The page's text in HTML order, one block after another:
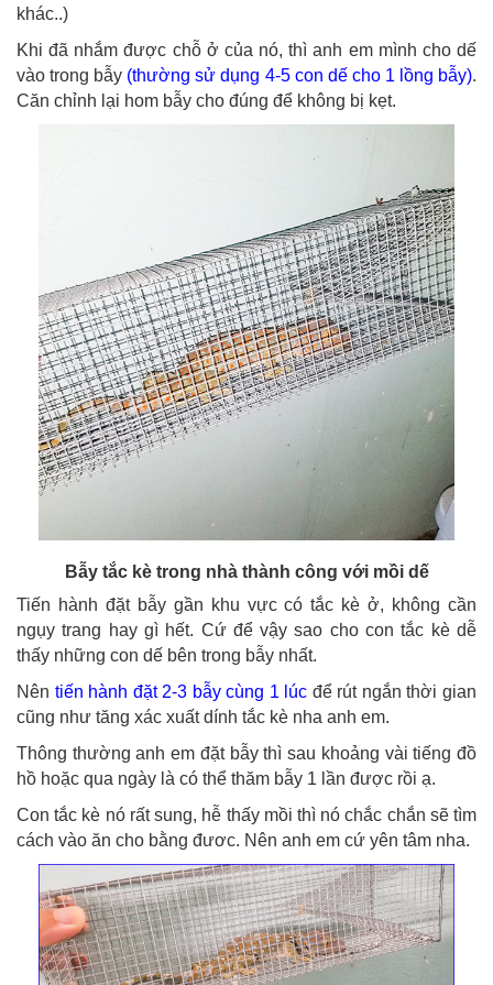
khác..)
Khi đã nhắm được chỗ ở của nó, thì anh em mình cho dế
vào trong bẫy (thường sử dụng 4-5 con dế cho 1 lồng bẫy).
Căn chỉnh lại hom bẫy cho đúng để không bị kẹt.
Bẫy tắc kè trong nhà thành công với mồi dế
Tiến hành đặt bẫy gần khu vực có tắc kè ở, không cần
ngụy trang hay gì hết. Cứ để vậy sao cho con tắc kè dễ
thấy những con dế bên trong bẫy nhất.
Nên tiến hành đặt 2-3 bẫy cùng 1 lúc để rút ngắn thời gian
cũng như tăng xác xuất dính tắc kè nha anh em.
Thông thường anh em đặt bẫy thì sau khoảng vài tiếng đồ
hồ hoặc qua ngày là có thể thăm bẫy 1 lần được rồi ạ.
Con tắc kè nó rất sung, hễ thấy mồi thì nó chắc chắn sẽ tìm
cách vào ăn cho bằng đươc. Nên anh em cứ yên tâm nha.